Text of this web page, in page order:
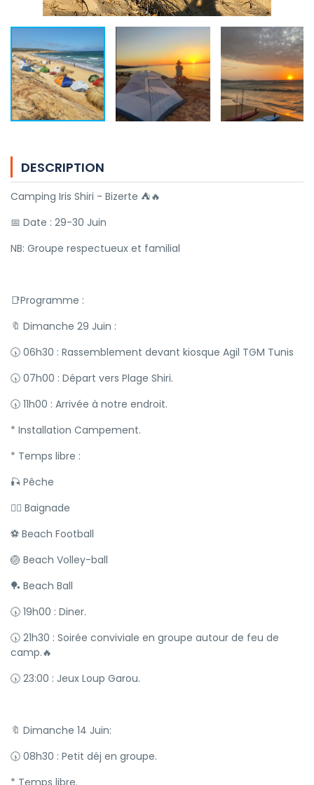
DESCRIPTION
Camping Iris Shiri - Bizerte ⛺🔥
📅 Date : 29-30 Juin
NB: Groupe respectueux et familial
📑Programme :
🔖 Dimanche 29 Juin :
🕠 06h30 : Rassemblement devant kiosque Agil TGM Tunis
🕠 07h00 : Départ vers Plage Shiri.
🕠 11h00 : Arrivée à notre endroit.
* Installation Campement.
* Temps libre :
🎣 Pêche
🏊‍♂️ Baignade
⚽️ Beach Football
🏐 Beach Volley-ball
🏓 Beach Ball
🕠 19h00 : Diner.
🕠 21h30 : Soirée conviviale en groupe autour de feu de
camp.🔥
🕠 23:00 : Jeux Loup Garou.
🔖 Dimanche 14 Juin:
🕠 08h30 : Petit déj en groupe.
* Temps libre.